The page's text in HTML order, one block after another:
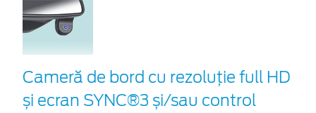
Cameră de bord cu rezoluție full HD
și ecran SYNC®3 și/sau control